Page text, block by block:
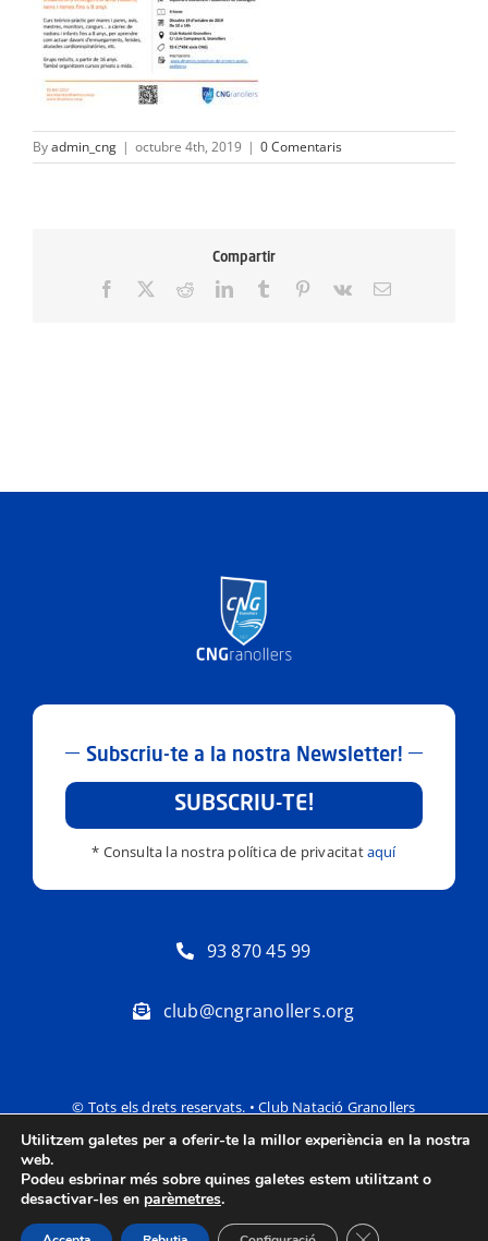
EMPRESES
CONTACTE
Byadmin_cng | octubre 4th, 2019 | 0 Comentaris
Compartir
Facebook RedditLinkedInTumblr Pinterest
Vk Email:
Subscriu-te a la nostra Newsletter!
SUBSCRIU-TE!
* Consulta la nostra política de privacitataquí
93 870 45 99
club@cngranollers.org
© Tots els drets reservats. • Club Natació Granollers
Política de privacitat Avís Legal
Utilitzem galetes per a oferir-te la millor experiència en la nostra
web.
Podeu esbrinar més sobre quines galetes estem utilitzant o
desactivar-les en parèmetres.
Tanca el bàner de